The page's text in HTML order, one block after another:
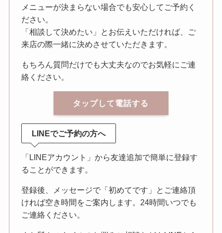
メニューが決まらない場合でも安心してご予約く
ださい。
「相談して決めたい」とお伝えいただければ、ご
来店の際一緒に決めさせていただきます。
もちろん質問だけでも大丈夫なのでお気軽にご連
絡ください。
タップして電話する
LINEでご予約の方へ
「LINEアカウント」から友達追加で簡単に登録す
ることができます。
登録後、メッセージで「初めてです」とご連絡頂
ければ空き時間をご案内します。24時間いつでも
ご連絡ください。